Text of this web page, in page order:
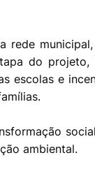
rede
do projeto,
escolas e
ambiental.